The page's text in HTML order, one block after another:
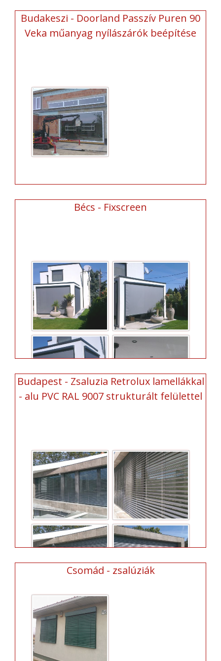
Budakeszi - Doorland Passzív Puren 90
Veka műanyag nyílászárók beépítése
Bécs - Fixscreen
Budapest - Zsaluzia Retrolux lamellákkal
- alu PVC RAL 9007 strukturált felülettel
Csomád - zsalúziák